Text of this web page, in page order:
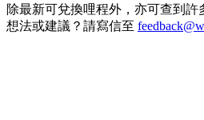
除最新可兌換哩程外，亦可查到
想法或建議？請寫信至